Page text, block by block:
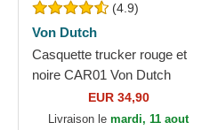
(4.9)
Von Dutch
Casquette trucker rouge et
noire CAR01 Von Dutch
EUR 34,90
Livraison le mardi, 11 aout